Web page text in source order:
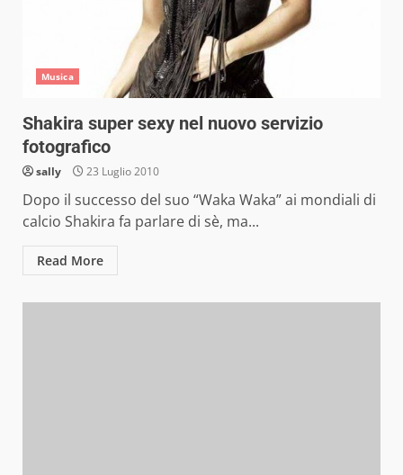
Musica
Shakira super sexy nel nuovo servizio
fotografico
sally 23 Luglio 2010
Dopo il successo del suo “Waka Waka” ai mondiali di
calcio Shakira fa parlare di sè, ma...
Read More